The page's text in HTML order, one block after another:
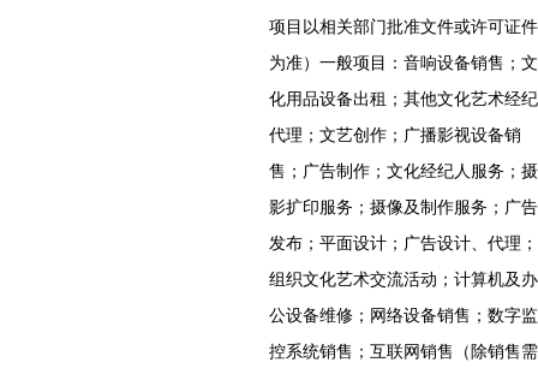
项目以相关部门批准文件或许可证件
为准）一般项目：音响设备销售；文
化用品设备出租；其他文化艺术经纪
代理；文艺创作；广播影视设备销
售；广告制作；文化经纪人服务；摄
影扩印服务；摄像及制作服务；广告
发布；平面设计；广告设计、代理；
组织文化艺术交流活动；计算机及办
公设备维修；网络设备销售；数字监
控系统销售；互联网销售（除销售需